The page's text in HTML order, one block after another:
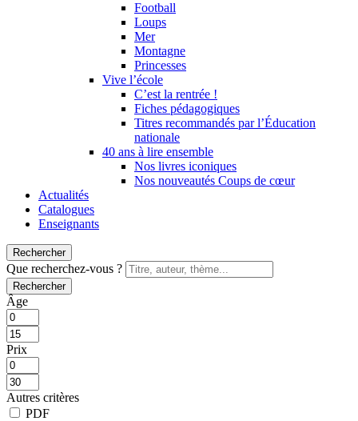
Football
Loups
Mer
Montagne
Princesses
Vive l’école
C’est la rentrée !
Fiches pédagogiques
Titres recommandés par l’Éducation
nationale
40 ans à lire ensemble
Nos livres iconiques
Nos nouveautés Coups de cœur
Actualités
Catalogues
Enseignants
Rechercher
Que recherchez-vous ?
Rechercher
Âge
Prix
Autres critères
PDF